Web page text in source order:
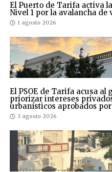
El Puerto de Tarifa activa
Nivel 1 por la avalancha de
1 agosto 2026
El PSOE de Tarifa acusa al
priorizar intereses
urbanísticos aprobados
3 agosto 2026